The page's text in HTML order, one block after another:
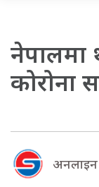
नेपालमा
कोरोना
अनलाइन